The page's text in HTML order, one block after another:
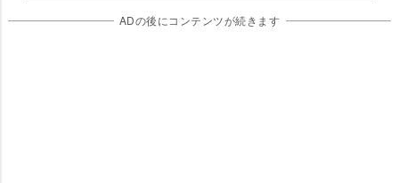
ADの後にコンテンツが続きます